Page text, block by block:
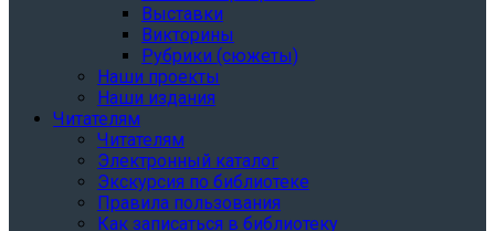
Выставки
Викторины
Рубрики (сюжеты)
Наши проекты
Наши издания
Читателям
Читателям
Электронный каталог
Экскурсия по библиотеке
Правила пользования
Как записаться в библиотеку